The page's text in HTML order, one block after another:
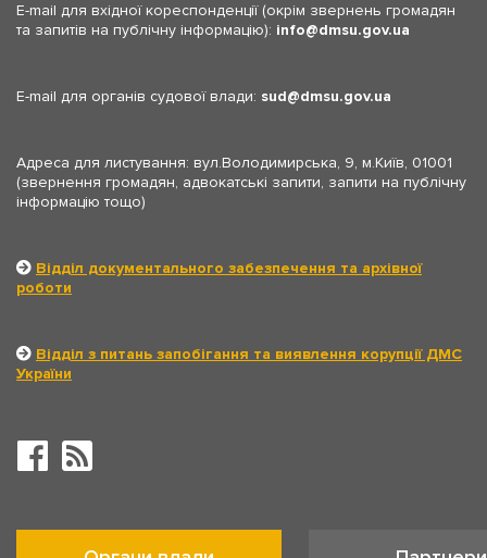
E-mail для вхідної кореспонденції (окрім звернень громадян
та запитів на публічну інформацію): info dmsu.gov.ua
E-mail для органів судової влади: sud dmsu.gov.ua
Адреса для листування: вул.Володимирська, 9, м.Київ, 01001
(звернення громадян, адвокатські запити, запити на публічну
інформацію тощо)
Відділ документального забезпечення та архівної
роботи
Відділ з питань запобігання та виявлення корупції ДМС
України